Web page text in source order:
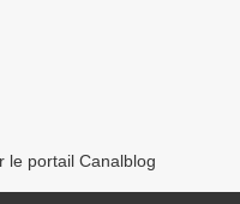
le portail Canalblog